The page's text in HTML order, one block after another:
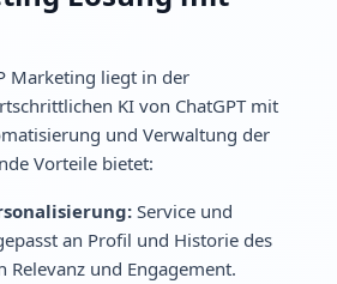
Marketing liegt in der
KI von ChatGPT mit
und Verwaltung der
Vorteile bietet:
Service und
an Profil und Historie des
Relevanz und Engagement.